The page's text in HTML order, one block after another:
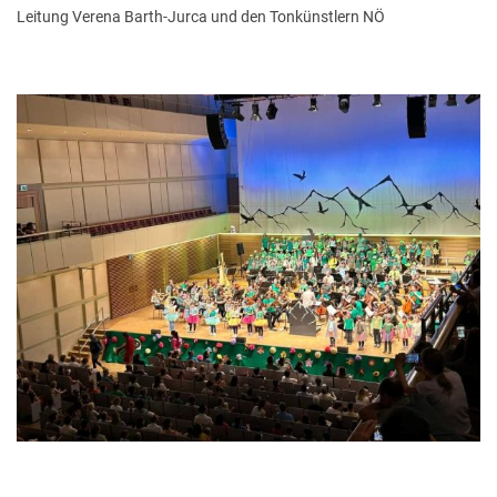
Leitung Verena Barth-Jurca und den Tonkünstlern NÖ